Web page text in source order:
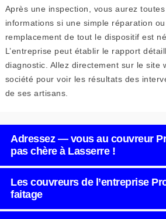
Après une inspection, vous aurez
informations si une simple réparation
remplacement de tout le dispositif est
L’entreprise peut établir le rapport
diagnostic. Allez directement sur le site
société pour voir les résultats des
de ses artisans.
Adressez — vous au couvreur
pas chère à Lasserre !
Les couvreurs de l’entreprise
faitage